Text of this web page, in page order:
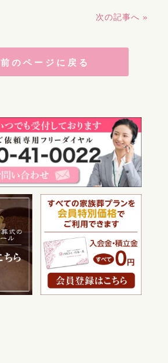
次の記事へ »
前のページに戻る